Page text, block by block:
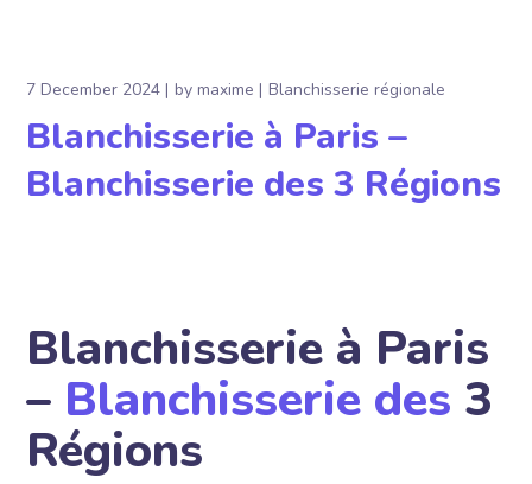
7 December 2024 bymaxime Blanchisserie régionale
Blanchisserie à Paris –
Blanchisserie des 3 Régions
Blanchisserie à Paris
– Blanchisserie des 3
Régions